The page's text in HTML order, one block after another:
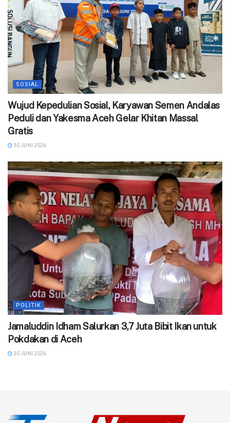
SOSIAL
Wujud Kepedulian Sosial, Karyawan Semen Andalas
Peduli dan Yakesma Aceh Gelar Khitan Massal
Gratis
30 JUNI 2026
POLITIK
Jamaluddin Idham Salurkan 3,7 Juta Bibit Ikan untuk
Pokdakan di Aceh
30 JUNI 2026